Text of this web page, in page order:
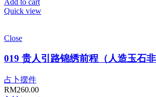
Quick view
Close
019 贵人引路锦绣前程（人造玉石非
占卜摆件
RM260.00